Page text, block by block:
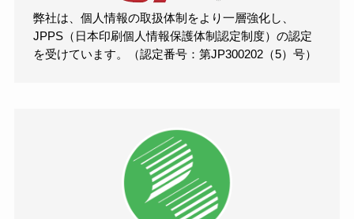
弊社は、個人情報の取扱体制をより一層強化し、
JPPS（日本印刷個人情報保護体制認定制度）の認定
を受けています。（認定番号：第JP300202（5）号）